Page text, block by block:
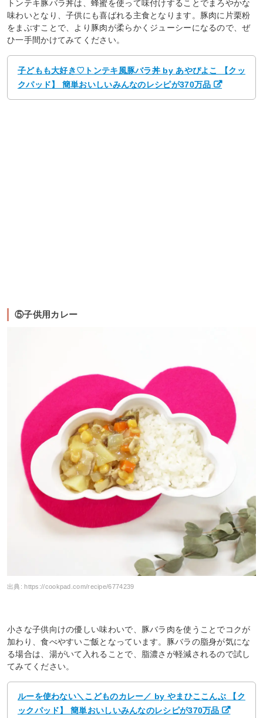
トンテキ豚バラ丼は、蜂蜜を使って味付けすることでまろやかな
味わいとなり、子供にも喜ばれる主食となります。豚肉に片栗粉
をまぶすことで、より豚肉が柔らかくジューシーになるので、ぜ
ひ一手間かけてみてください。
子どもも大好き♡トンテキ風豚バラ丼 by あやぴよこ 【クッ
クパッド】 簡単おいしいみんなのレシピが370万品
⑤子供用カレー
出典:https://cookpad.com/recipe/6774239
小さな子供向けの優しい味わいで、豚バラ肉を使うことでコクが
加わり、食べやすいご飯となっています。豚バラの脂身が気にな
る場合は、湯がいて入れることで、脂濃さが軽減されるので試し
てみてください。
ルーを使わない＼こどものカレー／ by やまひここんぶ 【ク
ックパッド】 簡単おいしいみんなのレシピが370万品